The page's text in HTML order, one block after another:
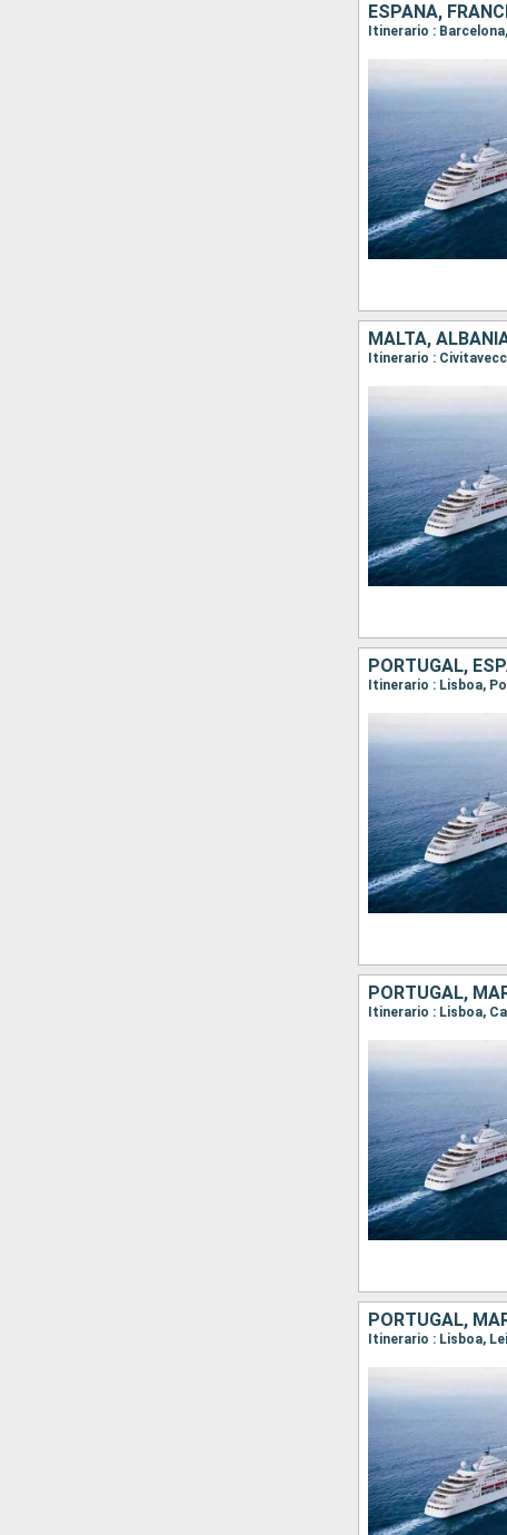
ESPAÑA,
MALTA,
PORTUGAL,
Itinerario : Lisboa,
PORTUGAL,
PORTUGAL,
Itinerario : Lisboa,